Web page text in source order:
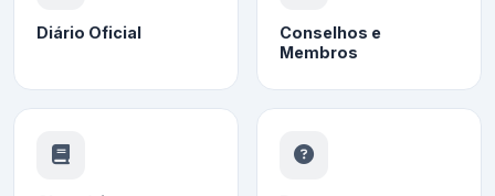
Diário Oficial
Conselhos e
Membros